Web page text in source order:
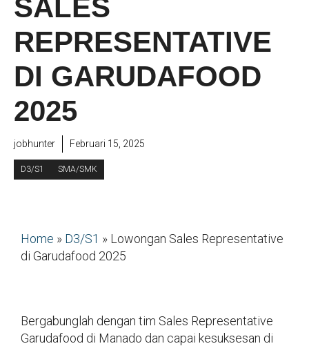
SALES
REPRESENTATIVE
DI GARUDAFOOD
2025
jobhunter Februari 15, 2025
D3/S1 SMA/SMK
Home » D3/S1 » Lowongan Sales Representative
di Garudafood 2025
Bergabunglah dengan tim Sales Representative
Garudafood di Manado dan capai kesuksesan di